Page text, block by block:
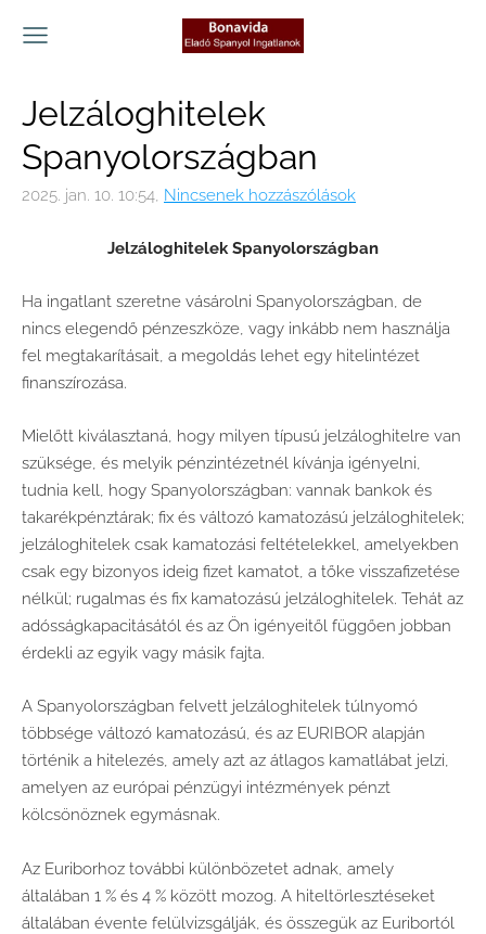
Jelzáloghitelek
Spanyolországban
2025. jan. 10. 10:54, Nincsenek hozzászólások
Jelzáloghitelek Spanyolországban
Ha ingatlant szeretne vásárolni Spanyolországban, de
nincs elegendő pénzeszköze, vagy inkább nem használja
fel megtakarításait, a megoldás lehet egy hitelintézet
finanszírozása.
Mielőtt kiválasztaná, hogy milyen típusú jelzáloghitelre van
szüksége, és melyik pénzintézetnél kívánja igényelni,
tudnia kell, hogy Spanyolországban: vannak bankok és
takarékpénztárak; fix és változó kamatozású jelzáloghitelek;
jelzáloghitelek csak kamatozási feltételekkel, amelyekben
csak egy bizonyos ideig fizet kamatot, a tőke visszafizetése
nélkül; rugalmas és fix kamatozású jelzáloghitelek. Tehát az
adósságkapacitásától és az Ön igényeitől függően jobban
érdekli az egyik vagy másik fajta.
A Spanyolországban felvett jelzáloghitelek túlnyomó
többsége változó kamatozású, és az EURIBOR alapján
történik a hitelezés, amely azt az átlagos kamatlábat jelzi,
amelyen az európai pénzügyi intézmények pénzt
kölcsönöznek egymásnak.
Az Euriborhoz további különbözetet adnak, amely
általában 1 % és 4 % között mozog. A hiteltörlesztéseket
általában évente felülvizsgálják, és összegük az Euribortól